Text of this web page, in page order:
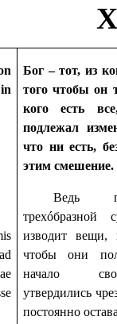
Бог – тот, из
того чтобы он
кого есть
подлежал
что ни есть,
этим смешение.
Ведь
изводит вещи,
чтобы они
начало
утвердились
постоянно